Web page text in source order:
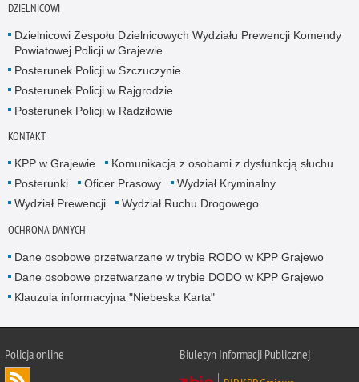
DZIELNICOWI
Dzielnicowi Zespołu Dzielnicowych Wydziału Prewencji Komendy
Powiatowej Policji w Grajewie
Posterunek Policji w Szczuczynie
Posterunek Policji w Rajgrodzie
Posterunek Policji w Radziłowie
KONTAKT
KPP w Grajewie
Komunikacja z osobami z dysfunkcją słuchu
Posterunki
Oficer Prasowy
Wydział Kryminalny
Wydział Prewencji
Wydział Ruchu Drogowego
OCHRONA DANYCH
Dane osobowe przetwarzane w trybie RODO w KPP Grajewo
Dane osobowe przetwarzane w trybie DODO w KPP Grajewo
Klauzula informacyjna "Niebeska Karta"
Policja online
Biuletyn Informacji Publicznej